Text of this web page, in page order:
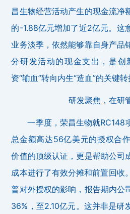
昌生物经营活动产生的现金流净
的-1.88亿元增加了近2亿元。这
业务淡季，依然能够靠自身产品
分研发活动的现金支出，是创
资“输血”转向内生“造血”的关键转
研发聚焦，在研
一季度，荣昌生物就RC148
总金额高达56亿美元的授权合
价值的顶级认证，更是帮助公司
成本进行了有效分摊和前置回收
普对外授权的影响，报告期内公
36%，至2.10亿元。这并非是研